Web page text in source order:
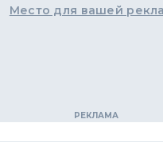
Место для вашей